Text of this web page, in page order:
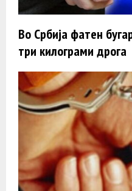
Во Србија фатен
три килограми дрога